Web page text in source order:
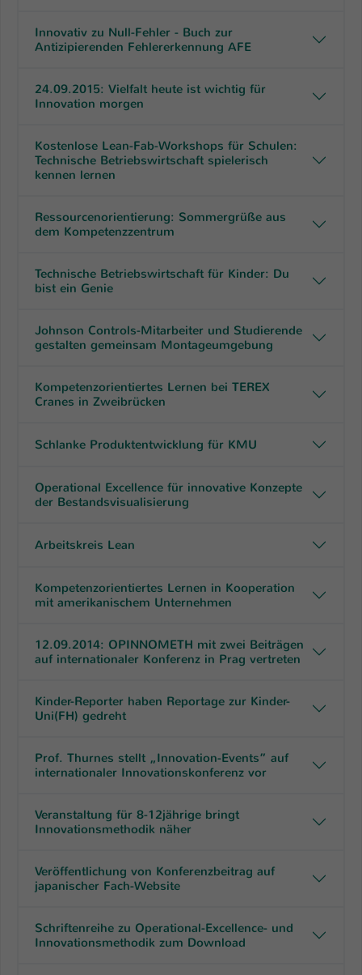
Innovativ zu Null-Fehler - Buch zur
Antizipierenden Fehlererkennung AFE
24.09.2015: Vielfalt heute ist wichtig für
Innovation morgen
Kostenlose Lean-Fab-Workshops für Schulen:
Technische Betriebswirtschaft spielerisch
kennen lernen
Ressourcenorientierung: Sommergrüße aus
dem Kompetenzzentrum
Technische Betriebswirtschaft für Kinder: Du
bist ein Genie
Johnson Controls-Mitarbeiter und Studierende
gestalten gemeinsam Montageumgebung
Kompetenzorientiertes Lernen bei TEREX
Cranes in Zweibrücken
Schlanke Produktentwicklung für KMU
Operational Excellence für innovative Konzepte
der Bestandsvisualisierung
Arbeitskreis Lean
Kompetenzorientiertes Lernen in Kooperation
mit amerikanischem Unternehmen
12.09.2014: OPINNOMETH mit zwei Beiträgen
auf internationaler Konferenz in Prag vertreten
Kinder-Reporter haben Reportage zur Kinder-
Uni(FH) gedreht
Prof. Thurnes stellt „Innovation-Events” auf
internationaler Innovationskonferenz vor
Veranstaltung für 8-12jährige bringt
Innovationsmethodik näher
Veröffentlichung von Konferenzbeitrag auf
japanischer Fach-Website
Schriftenreihe zu Operational-Excellence- und
Innovationsmethodik zum Download